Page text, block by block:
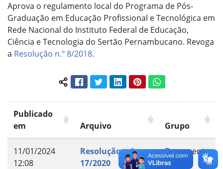
Aprova o regulamento local do Programa de Pós-
Graduação em Educação Profissional e Tecnológica em
Rede Nacional do Instituto Federal de Educação,
Ciência e Tecnologia do Sertão Pernambucano. Revoga
a Resolução n.º 8/2018.
Compartilhar conteúdo:
FacebookTwitterLinkedInPinterestWhatsApp
Publicado
em
Arquivo Grupo
11/01/2024
12:08
Resolução n.º
17/2020
Documento